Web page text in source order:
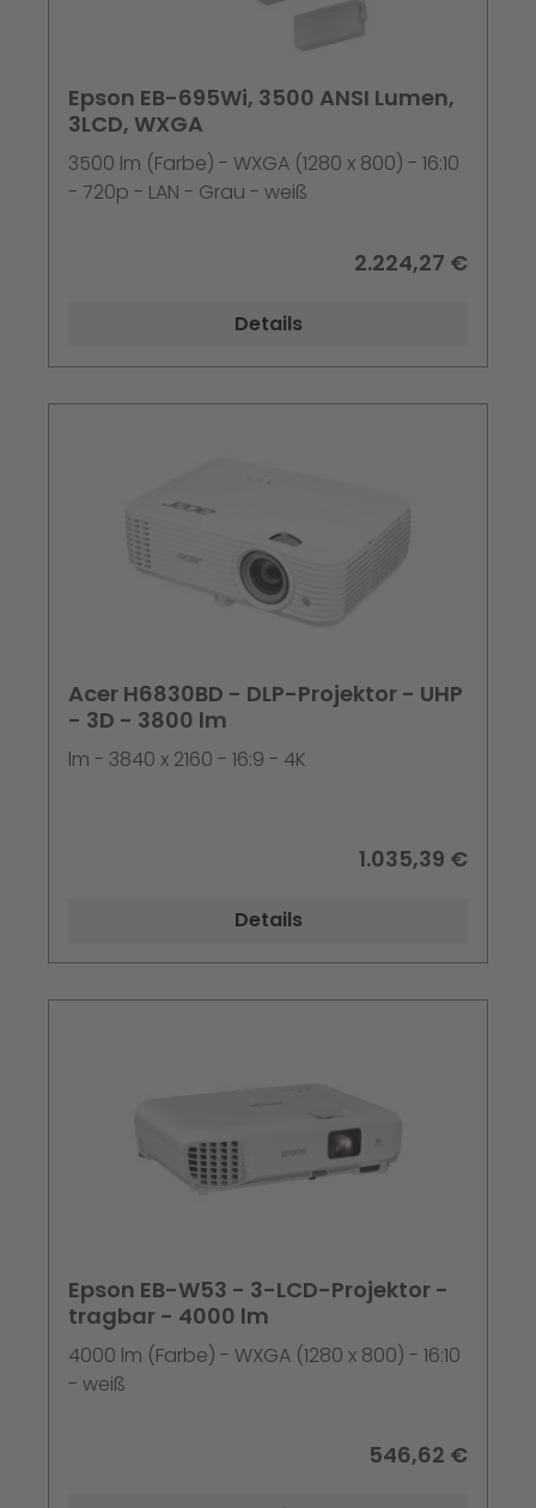
Epson EB-695Wi, 3500 ANSI Lumen,
3LCD, WXGA
3500 lm (Farbe) - WXGA (1280 x 800) - 16:10
- 720p - LAN - Grau - weiß
2.224,27 €
Details
Acer H6830BD - DLP-Projektor - UHP
- 3D - 3800 lm
lm - 3840 x 2160 - 16:9 - 4K
1.035,39 €
Details
Epson EB-W53 - 3-LCD-Projektor -
tragbar - 4000 lm
4000 lm (Farbe) - WXGA (1280 x 800) - 16:10
- weiß
546,62 €